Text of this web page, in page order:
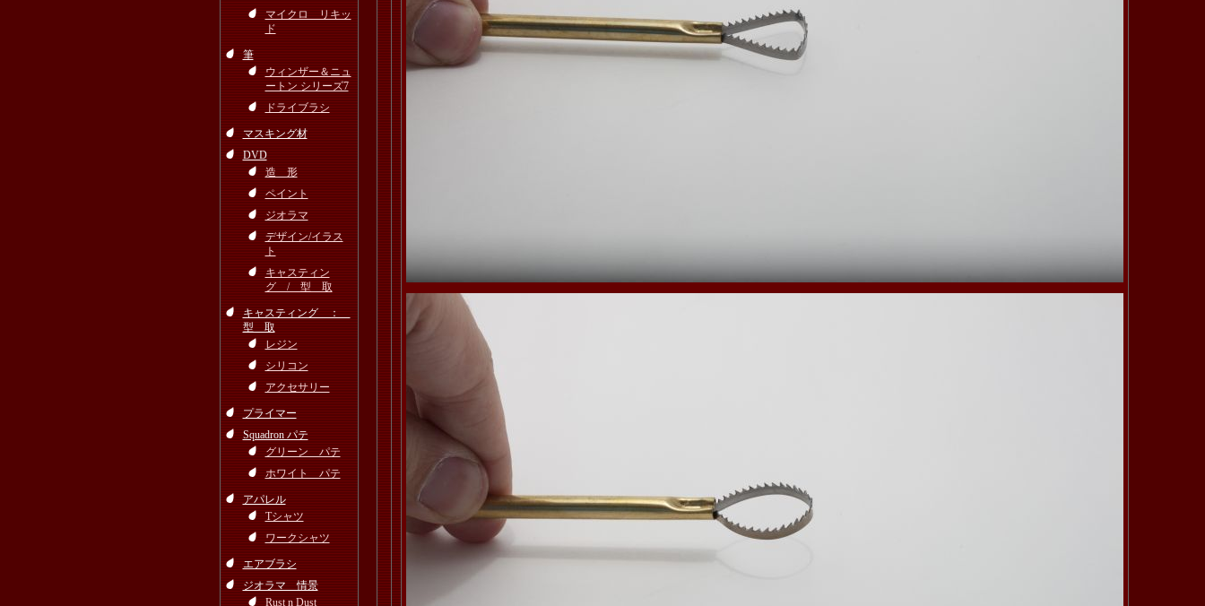
マイクロ リキッ
ド
筆
ウィンザー＆ニュ
ートン シリーズ7
ドライブラシ
マスキング材
DVD
造 形
ペイント
ジオラマ
デザイン/イラス
ト
キャスティン
グ / 型 取
キャスティング ：
型 取
レジン
シリコン
アクセサリー
プライマー
Squadron パテ
グリーン パテ
ホワイト パテ
アパレル
Tシャツ
ワークシャツ
エアブラシ
ジオラマ 情景
Rust n Dust